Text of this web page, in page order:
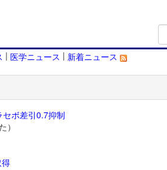
| 医学ニュース | 新着ニュース
ボ差引0.7抑制